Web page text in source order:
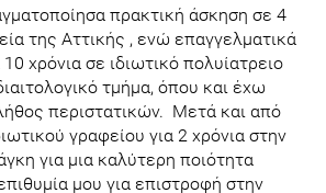
πρακτική άσκηση σε 4
της Αττικής , ενώ επαγγελματικά
χρόνια σε ιδιωτικό πολυίατρειο
τμήμα, όπου και έχω
περιστατικών. Μετά και από
γραφείου για 2 χρόνια στην
για μια καλύτερη ποιότητα
μου για επιστροφή στην